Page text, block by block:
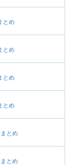
とめ
とめ
とめ
とめ
とめ
とめ